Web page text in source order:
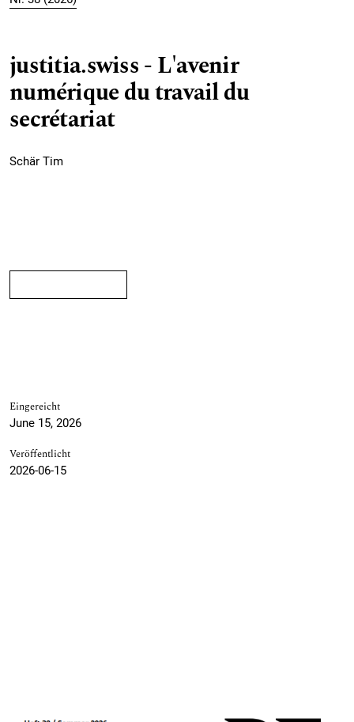
justitia.swiss - L'avenir
numérique du travail du
secrétariat
Schär Tim
Eingereicht
June 15, 2026
Veröffentlicht
2026-06-15